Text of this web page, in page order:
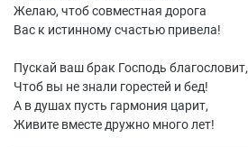
Желаю, чтоб совместная дорога
Вас к истинному счастью привела!
Пускай ваш брак Господь благословит,
Чтоб вы не знали горестей и бед!
А в душах пусть гармония царит,
Живите вместе дружно много лет!